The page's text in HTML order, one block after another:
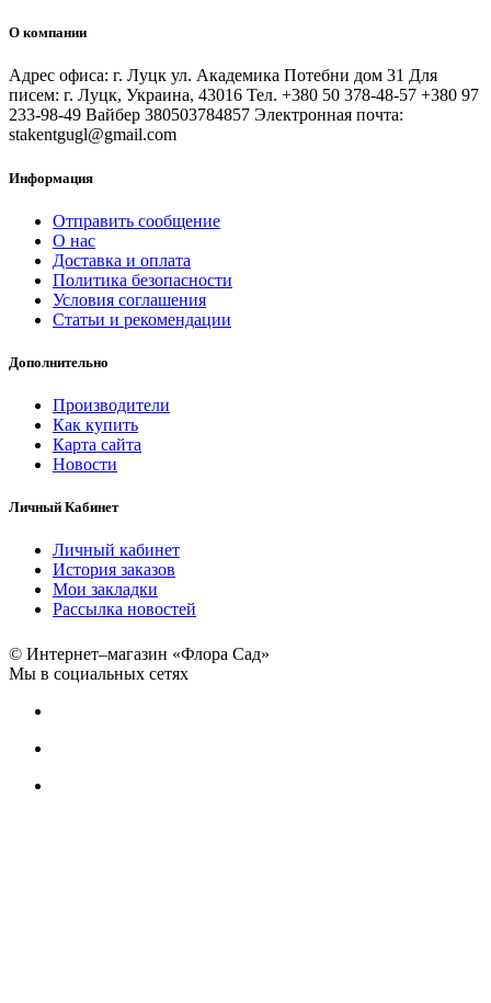
О компании
Адрес офиса: г. Луцк ул. Академика Потебни дом 31 Для
писем: г. Луцк, Украина, 43016 Тел. +380 50 378-48-57 +380 97
233-98-49 Вайбер 380503784857 Электронная почта:
stakentgugl@gmail.com
Информация
Отправить сообщение
О нас
Доставка и оплата
Политика безопасности
Условия соглашения
Статьи и рекомендации
Дополнительно
Производители
Как купить
Карта сайта
Новости
Личный Кабинет
Личный кабинет
История заказов
Мои закладки
Рассылка новостей
© Интернет–магазин «Флора Сад»
Мы в социальных сетях